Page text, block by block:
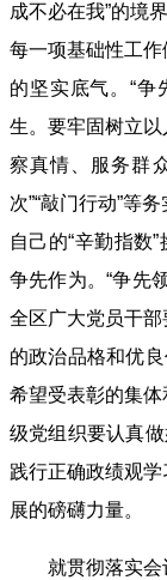
成不必在我”的境
每一项基础性工
的坚实底气。“争
生。要牢固树立
察真情、服务群
次”“敲门行动”等
自己的“辛勤指数
争先作为。“争先
全区广大党员干
的政治品格和优良
希望受表彰的集
级党组织要认真
践行正确政绩观学
展的磅礴力量。
就贯彻落实会